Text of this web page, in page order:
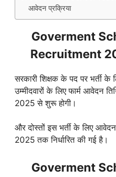
आवेदन प्रक्रिया
Goverment
Recruitment
सरकारी शिक्षक के पद पर भर्ती
उम्मीदवारों के लिए फार्म आवेदन
2025 से शुरू होगी।
और दोस्तों इस भर्ती के लिए
2025 तक निर्धारित की गई है।
Goverment